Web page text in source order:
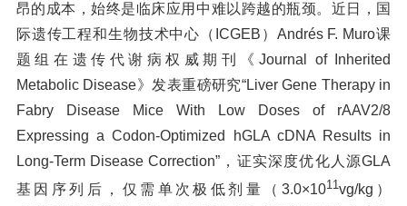
昂的成本，始终是临床应用中难以跨越的瓶颈。近日，国
际遗传工程和生物技术中心（ICGEB）Andrés F. Muro课
题组在遗传代谢病权威期刊《Journal of Inherited
Metabolic Disease》发表重磅研究“Liver Gene Therapy in
Fabry Disease Mice With Low Doses of rAAV2/8
Expressing a Codon-Optimized hGLA cDNA Results in
Long-Term Disease Correction”，证实深度优化人源GLA
基因序列后，仅需单次极低剂量（3.0×1011vg/kg）